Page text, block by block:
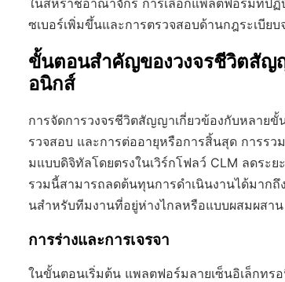
ซเบอร์เพิ่มขึ้นและการตรวจสอบด้านกฎระเบี
ขั้นตอนสำคัญของวงจรชีวิตสัญ
อนิกส์
การจัดการวงจรชีวิตสัญญาเกี่ยวข้องกับหลายขั้
รวจสอบ และการต่ออายุหรือการสิ้นสุด การร
มแบบดิจิทัลโดยตรงในเวิร์กโฟลว์ CLM ลดระ
รวมนี้สามารถลดต้นทุนการดำเนินงานได้มาก
นสำหรับทีมงานที่อยู่ห่างไกลหรือแบบผสมผสาน
การร่างและการเจรจา
ในขั้นตอนเริ่มต้น แพลตฟอร์มลายเซ็นอิเล็กทร